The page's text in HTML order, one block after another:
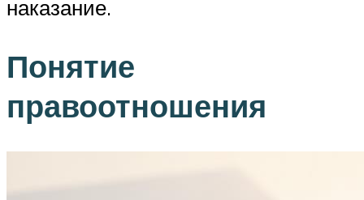
наказание.
Понятие
правоотношения